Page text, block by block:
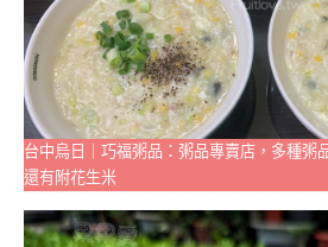
台中烏日｜巧福粥品：粥品專賣店，多種粥
還有附花生米